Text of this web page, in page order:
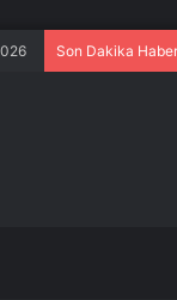
Son Dakika